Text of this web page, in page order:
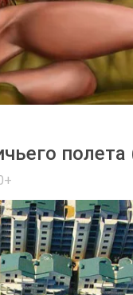
полета